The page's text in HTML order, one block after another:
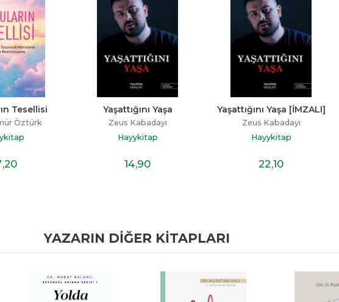
Tesellisi
Öztürk
,20
Yaşattığını Yaşa
Zeus Kabadayı
Hayykitap
14,90
Yaşattığını Yaşa [İMZALI]
Zeus Kabadayı
Hayykitap
22,10
YAZARIN DIĞER KITAPLARI